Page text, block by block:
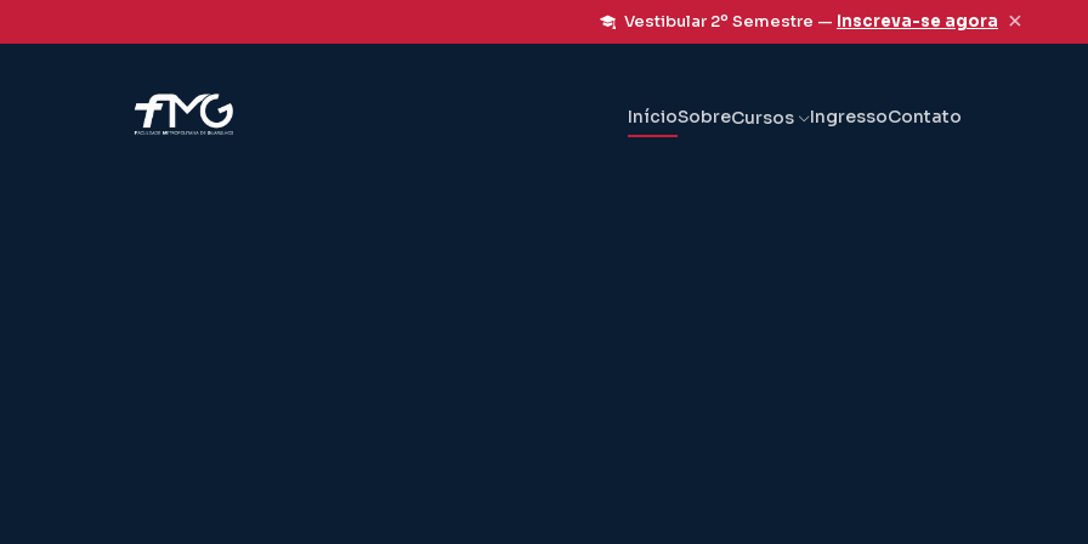
Vestibular 2º Semestre — Inscreva-se agora ×
InícioSobreCursos IngressoContato